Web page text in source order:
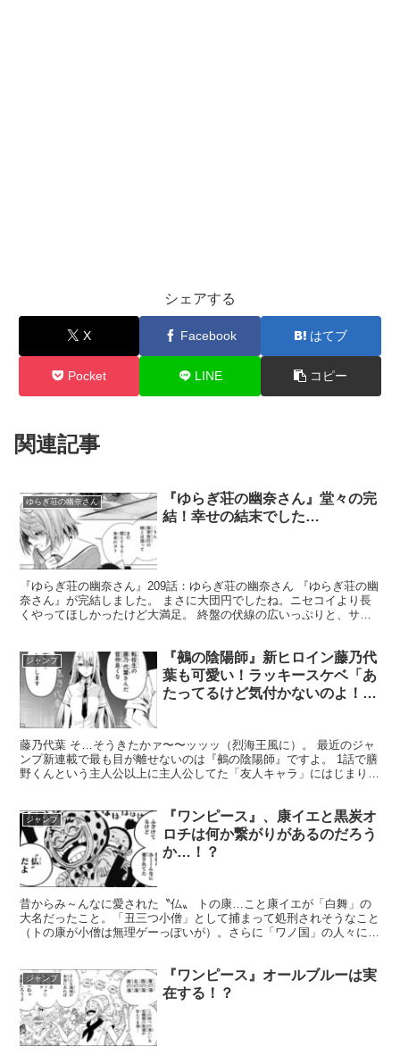
シェアする
X Facebook はてブ
Pocket LINE コピー
関連記事
ゆらぎ荘の幽奈さん
『ゆらぎ荘の幽奈さん』堂々の完
結！幸せの結末でした…
『ゆらぎ荘の幽奈さん』209話：ゆらぎ荘の幽奈さん 『ゆらぎ荘の幽
奈さん』が完結しました。 まさに大団円でしたね。ニセコイより長
くやってほしかったけど大満足。 終盤の伏線の広いっぷりと、サブ
ジャンプ
『鵺の陰陽師』新ヒロイン藤乃代
葉も可愛い！ラッキースケベ「あ
たってるけど気付かないのよ！」
藤乃代葉 そ…そうきたかァ〜〜ッッッ（烈海王風に）。 最近のジャ
ンプ新連載で最も目が離せないのは『鵺の陰陽師』ですよ。 1話で膳
野くんという主人公以上に主人公してた「友人キャラ」にはじまり、
ジャンプ
『ワンピース』、康イエと黒炭オ
ロチは何か繋がりがあるのだろう
か…！？
昔からみ～んなに愛された〝仏〟 トの康…こと康イエが「白舞」の
大名だったこと。「丑三つ小僧」として捕まって処刑されそうなこと
（トの康が小僧は無理ゲーっぽいが）。さらに「ワノ国」の人々に詫
ジャンプ
『ワンピース』オールブルーは実
在する！？